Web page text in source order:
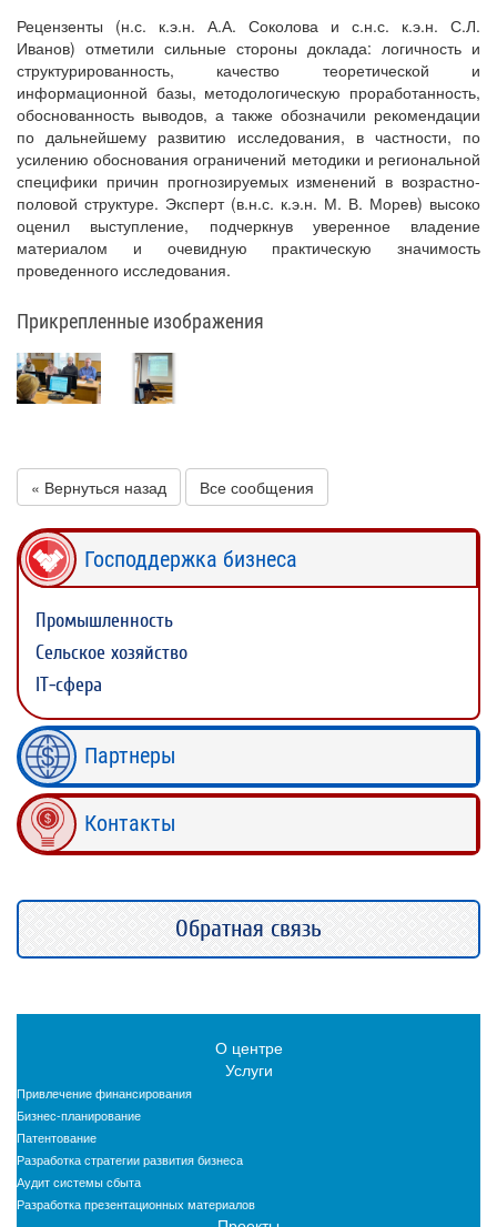
Рецензенты (н.с. к.э.н. А.А. Соколова и с.н.с. к.э.н. С.Л.
Иванов) отметили сильные стороны доклада: логичность и
структурированность, качество теоретической и
информационной базы, методологическую проработанность,
обоснованность выводов, а также обозначили рекомендации
по дальнейшему развитию исследования, в частности, по
усилению обоснования ограничений методики и региональной
специфики причин прогнозируемых изменений в возрастно-
половой структуре. Эксперт (в.н.с. к.э.н. М. В. Морев) высоко
оценил выступление, подчеркнув уверенное владение
материалом и очевидную практическую значимость
проведенного исследования.
Прикрепленные изображения
« Вернуться назад Все сообщения
Господдержка бизнеса
Промышленность
Сельское хозяйство
IT-сфера
Партнеры
Контакты
Обратная связь
О центре
Услуги
Привлечение финансирования
Бизнес-планирование
Патентование
Разработка стратегии развития бизнеса
Аудит системы сбыта
Разработка презентационных материалов